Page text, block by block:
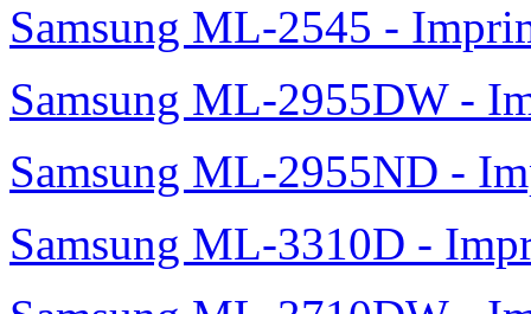
Samsung ML-2545 -
Samsung ML-2955DW -
Samsung ML-2955ND -
Samsung ML-3310D -